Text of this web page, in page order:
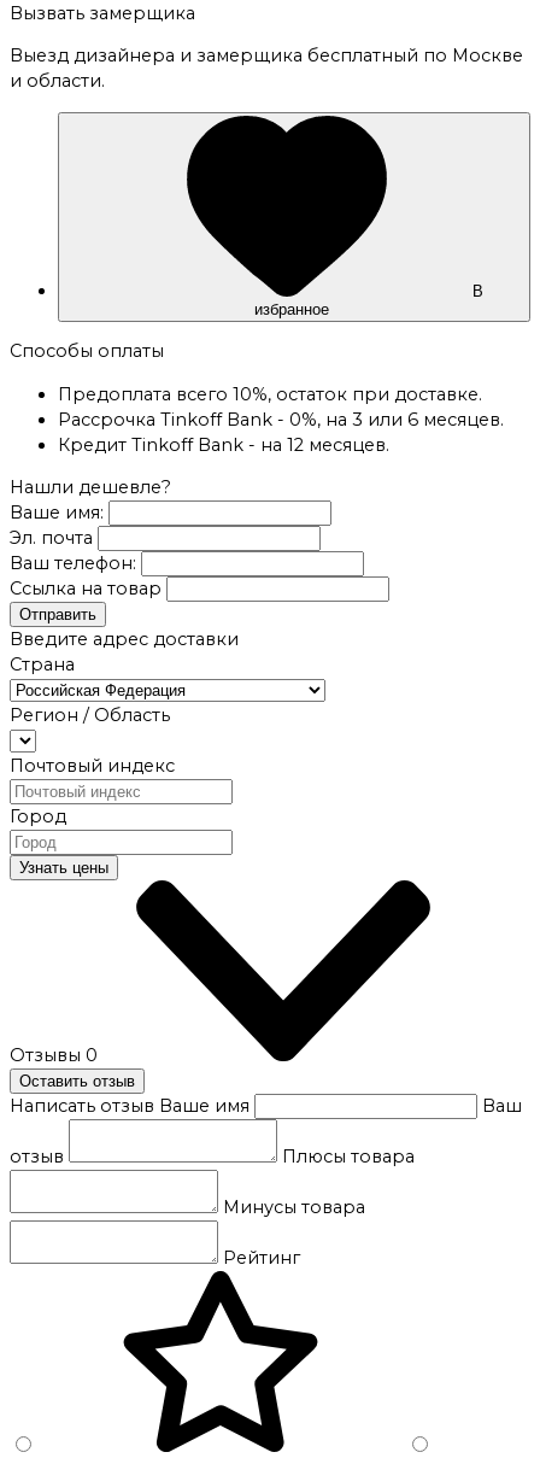
Вызвать замерщика
Выезд дизайнера и замерщика бесплатный по Москве
и области.
В
избранное
Способы оплаты
Предоплата всего 10%, остаток при доставке.
Рассрочка Tinkoff Bank - 0%, на 3 или 6 месяцев.
Кредит Tinkoff Bank - на 12 месяцев.
Нашли дешевле?
Ваше имя:
Эл. почта
Ваш телефон:
Ссылка на товар
Отправить
Введите адрес доставки
Страна
Регион / Область
Почтовый индекс
Город
Узнать цены
Отзывы 0
Оставить отзыв
Написать отзыв Ваше имя Ваш
отзыв Плюсы товара
Минусы товара
Рейтинг